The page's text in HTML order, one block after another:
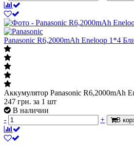
Panasonic R6,2000mAh Eneloop 1*4
Аккумулятор Panasonic R6,2000mAh
247 грн. за 1 шт
В наличии
-
+ В